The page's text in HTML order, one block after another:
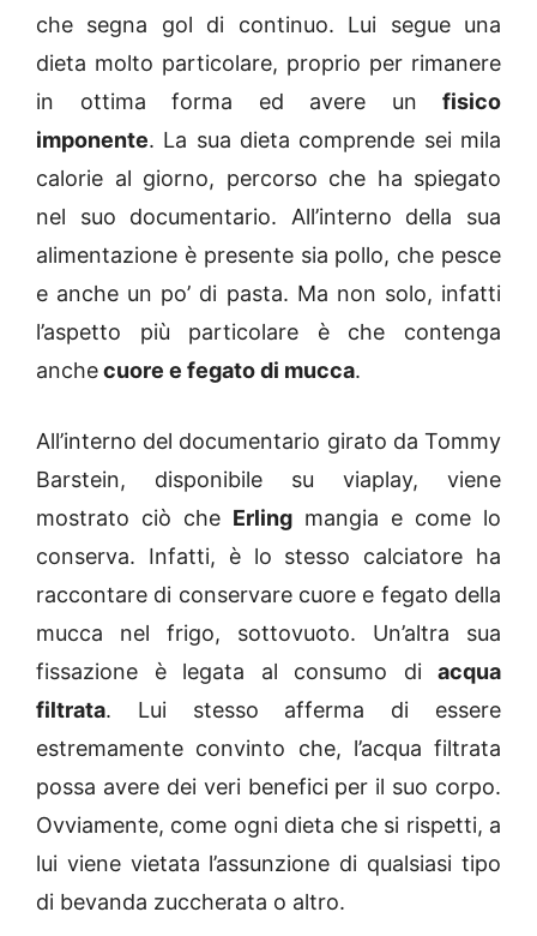
che segna gol di continuo. Lui segue una
dieta molto particolare, proprio per rimanere
in ottima forma ed avere un fisico
imponente. La sua dieta comprende sei mila
calorie al giorno, percorso che ha spiegato
nel suo documentario. All’interno della sua
alimentazione è presente sia pollo, che pesce
e anche un po’ di pasta. Ma non solo, infatti
l’aspetto più particolare è che contenga
anchecuore e fegato di mucca.
All’interno del documentario girato da Tommy
Barstein, disponibile su viaplay, viene
mostrato ciò che Erling mangia e come lo
conserva. Infatti, è lo stesso calciatore ha
raccontare di conservare cuore e fegato della
mucca nel frigo, sottovuoto. Un’altra sua
fissazione è legata al consumo di acqua
filtrata. Lui stesso afferma di essere
estremamente convinto che, l’acqua filtrata
possa avere dei veri benefici per il suo corpo.
Ovviamente, come ogni dieta che si rispetti, a
lui viene vietata l’assunzione di qualsiasi tipo
di bevanda zuccherata o altro.